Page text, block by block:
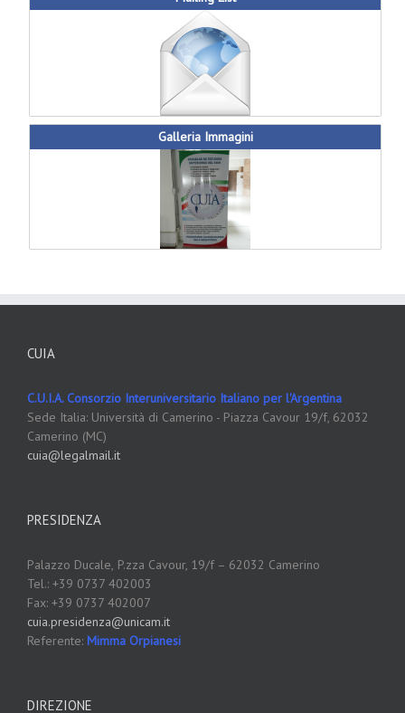
Galleria Immagini
CUIA
C.U.I.A. Consorzio Interuniversitario Italiano per l'Argentina
Sede Italia: Università di Camerino - Piazza Cavour 19/f, 62032
Camerino (MC)
cuia@legalmail.it
PRESIDENZA
Palazzo Ducale, P.zza Cavour, 19/f – 62032 Camerino
Tel.: +39 0737 402003
Fax: +39 0737 402007
cuia.presidenza@unicam.it
Referente: Mimma Orpianesi
DIREZIONE